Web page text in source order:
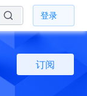
登录
订阅